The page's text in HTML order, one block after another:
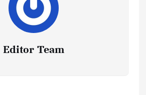
Editor Team